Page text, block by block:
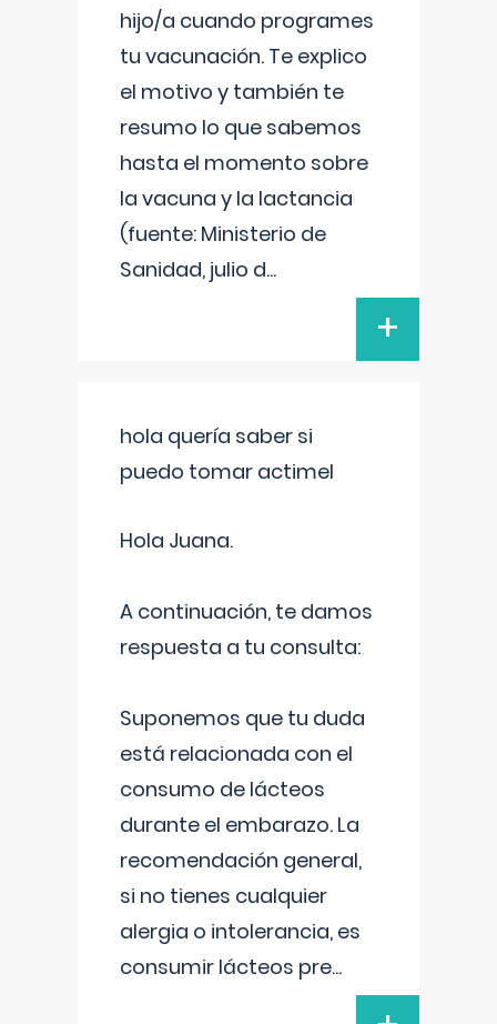
hijo/a cuando programes
tu vacunación. Te explico
el motivo y también te
resumo lo que sabemos
hasta el momento sobre
la vacuna y la lactancia
(fuente: Ministerio de
Sanidad, julio d...
+
hola quería saber si
puedo tomar actimel
Hola Juana.
A continuación, te damos
respuesta a tu consulta:
Suponemos que tu duda
está relacionada con el
consumo de lácteos
durante el embarazo. La
recomendación general,
si no tienes cualquier
alergia o intolerancia, es
consumir lácteos pre...